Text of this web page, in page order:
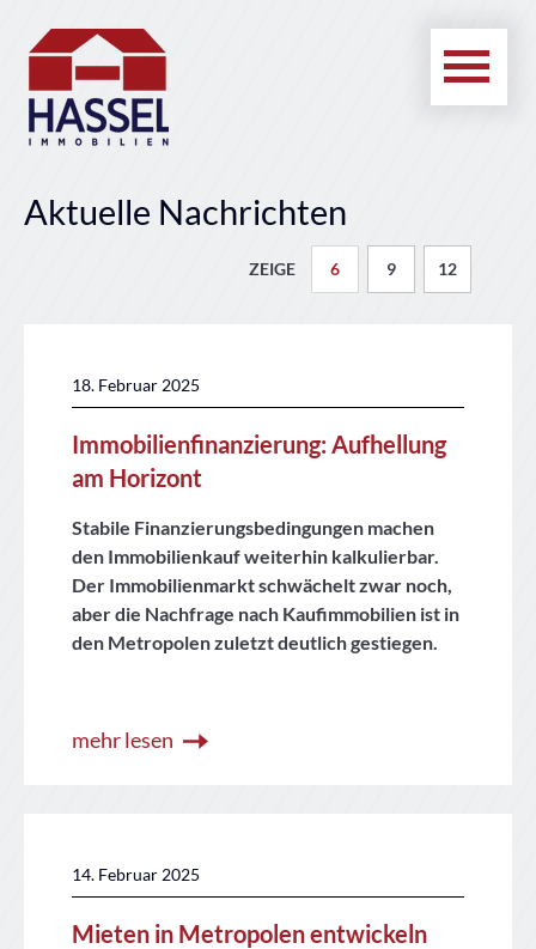
Aktuelle Nachrichten
6 9 12
18. Februar 2025
Immobilienfinanzierung: Aufhellung
am Horizont
Stabile Finanzierungsbedingungen machen
den Immobilienkauf weiterhin kalkulierbar.
Der Immobilienmarkt schwächelt zwar noch,
aber die Nachfrage nach Kaufimmobilien ist in
den Metropolen zuletzt deutlich gestiegen.
mehr lesen
14. Februar 2025
Mieten in Metropolen entwickeln